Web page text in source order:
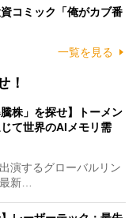
コミック「俺がカブ番
一覧を見る
！
株」を探せ】トーメン
て世界のAIメモリ需
演するグローバルリン
新…